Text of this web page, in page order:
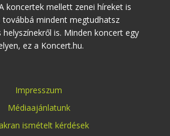
koncertek mellett zenei híreket is
továbbá mindent megtudhatsz
is. Minden koncert egy
ez a Koncert.hu.
Impresszum
Médiaajánlatunk
ismételt kérdések